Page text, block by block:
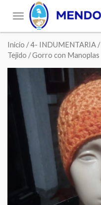
Toggle
navigation
Inicio /4- INDUMENTARIA /
Tejido / Gorro con Manoplas